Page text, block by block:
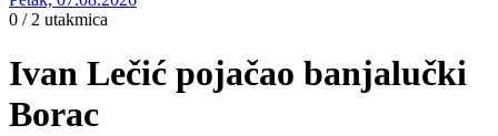
0 / 2 utakmica
Ivan Lečić pojačao banjalučki
Borac